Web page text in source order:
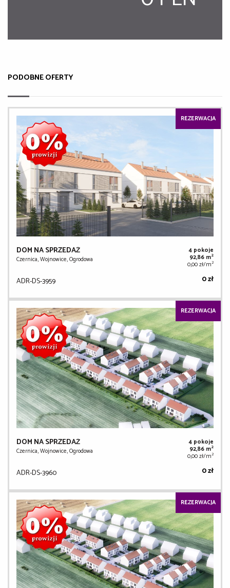
PODOBNE OFERTY
REZERWACJA
DOM NA SPRZEDAŻ
Czernica, Wojnowice, Ogrodowa
4 pokoje
92,86 m2
0,00 zł/m2
ADR-DS-3959 0 zł
REZERWACJA
DOM NA SPRZEDAŻ
Czernica, Wojnowice, Ogrodowa
4 pokoje
92,86 m2
0,00 zł/m2
ADR-DS-3960 0 zł
REZERWACJA